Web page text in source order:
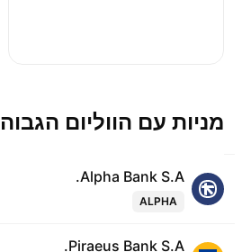
מניות עם הווליום הגבוה
Alpha Bank S.A.
ALPHA
Piraeus Bank S.A.